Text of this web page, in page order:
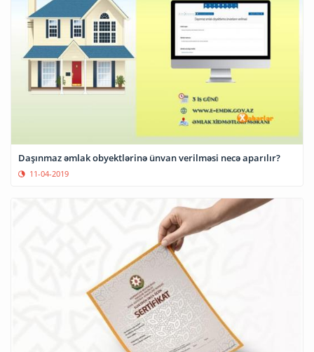
Daşınmaz əmlak obyektlərinə ünvan verilməsi necə aparılır?
11-04-2019